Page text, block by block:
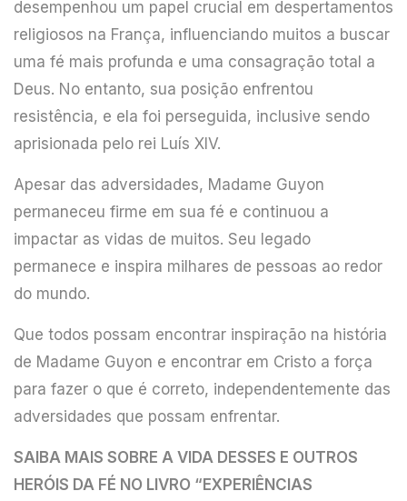
desempenhou um papel crucial em despertamentos
religiosos na França, influenciando muitos a buscar
uma fé mais profunda e uma consagração total a
Deus. No entanto, sua posição enfrentou
resistência, e ela foi perseguida, inclusive sendo
aprisionada pelo rei Luís XIV.
Apesar das adversidades, Madame Guyon
permaneceu firme em sua fé e continuou a
impactar as vidas de muitos. Seu legado
permanece e inspira milhares de pessoas ao redor
do mundo.
Que todos possam encontrar inspiração na história
de Madame Guyon e encontrar em Cristo a força
para fazer o que é correto, independentemente das
adversidades que possam enfrentar.
SAIBA MAIS SOBRE A VIDA DESSES E OUTROS
HERÓIS DA FÉ NO LIVRO “EXPERIÊNCIAS